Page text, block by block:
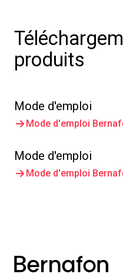
produits
Mode d'emploi
Mode d'emploi
Mode d'emploi
Mode d'emploi